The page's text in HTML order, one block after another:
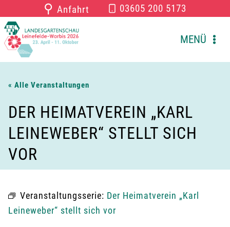
Inhalt
springen
⚲ Anfahrt 03605 200 5173
MENÜ
« Alle Veranstaltungen
DER HEIMATVEREIN „KARL
LEINEWEBER“ STELLT SICH
VOR
Veranstaltungsserie: Der Heimatverein „Karl
Leineweber“ stellt sich vor